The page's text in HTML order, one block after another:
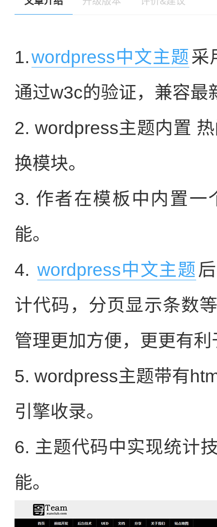
1.wordpress中文主题 采
通过w3c的验证，兼容最
2. wordpress主题内置
换模块。
3. 作者在模板中内置一
能。
4. wordpress中文主题
计代码，分页显示条数
管理更加方便，更更有
5. wordpress主题带有
引擎收录。
6. 主题代码中实现统计
能。